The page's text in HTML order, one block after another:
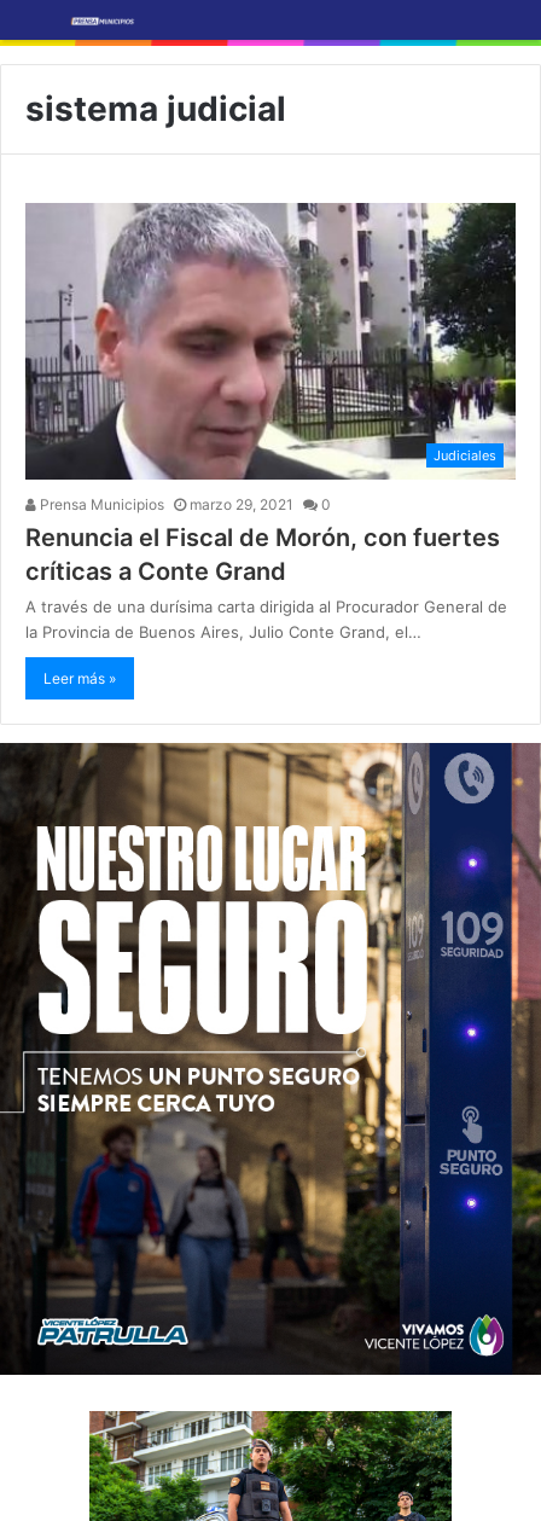
sistema judicial
Judiciales
Prensa Municipios marzo 29, 2021 0
Renuncia el Fiscal de Morón, con fuertes
críticas a Conte Grand
A través de una durísima carta dirigida al Procurador General de
la Provincia de Buenos Aires, Julio Conte Grand, el…
Leer más »